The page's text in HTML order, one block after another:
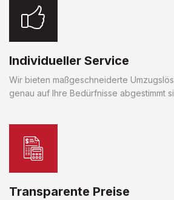
Individueller Service
Wir bieten maßgeschneiderte
genau auf Ihre Bedürfnisse abgestimmt
Transparente Preise